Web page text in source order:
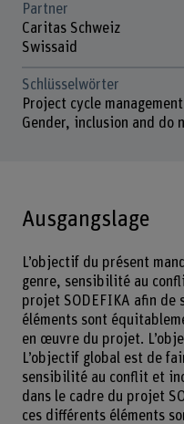
Partner
Caritas Schweiz
Swissaid
Schlüsselwörter
Project cycle
Gender, inclusion and do
Ausgangslage
L’objectif du présent
genre, sensibilité au
projet SODEFIKA afin de
éléments sont
en œuvre du projet.
L’objectif global est de
sensibilité au conflit et
dans le cadre du projet
ces différents éléments